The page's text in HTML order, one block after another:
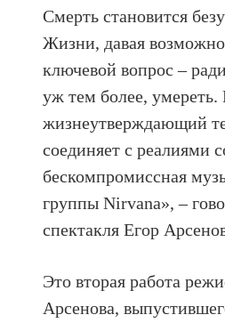
Смерть становится
Жизни, давая
ключевой вопрос –
уж тем более,
жизнеутверждающий
соединяет с реалиями
бескомпромиссная
группы Nirvana», –
спектакля Егор
Это вторая работа
Арсенова,